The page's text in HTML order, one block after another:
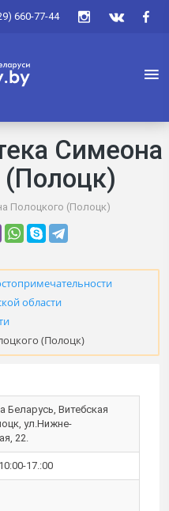
660-77-44
Симеона
(Полоцк)
Полоцкого (Полоцк)
области
(Полоцк)
Беларусь, Витебская
ул.Нижне-
22.
17.:00